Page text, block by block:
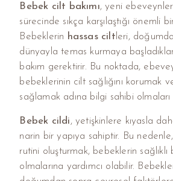
Bebek cilt bakımı, yeni
sürecinde sıkça karşılaştığı önemli
Bebeklerin hassas cilt leri,
dünyayla temas kurmaya
bakım gerektirir. Bu noktada,
bebeklerinin cilt sağlığını korumak
sağlamak adına bilgi sahibi olmaları
Bebek cildi, yetişkinlere kıyasla
narin bir yapıya sahiptir. Bu
rutini oluşturmak, bebeklerin
olmalarına yardımcı olabilir.